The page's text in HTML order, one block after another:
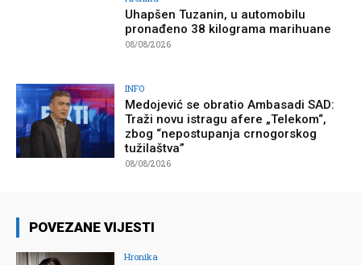
Uhapšen Tuzanin, u automobilu
pronađeno 38 kilograma marihuane
08/08/2026
INFO
Medojević se obratio Ambasadi SAD:
Traži novu istragu afere „Telekom“,
zbog “nepostupanja crnogorskog
tužilaštva”
08/08/2026
POVEZANE VIJESTI
Hronika